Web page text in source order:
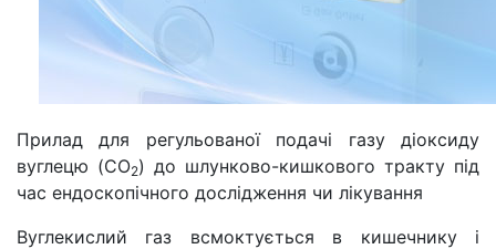
Прилад для регульованої подачі газу діоксиду
вуглецю (CO2) до шлунково-кишкового тракту під
час ендоскопічного дослідження чи лікування
Вуглекислий газ всмоктується в кишечнику і